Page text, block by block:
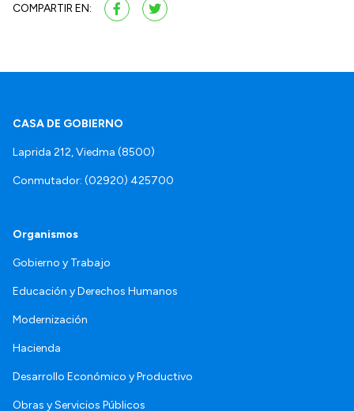
COMPARTIR EN:
CASA DE GOBIERNO
Laprida 212, Viedma (8500)
Conmutador: (02920) 425700
Organismos
Gobierno y Trabajo
Educación y Derechos Humanos
Modernización
Hacienda
Desarrollo Económico y Productivo
Obras y Servicios Públicos